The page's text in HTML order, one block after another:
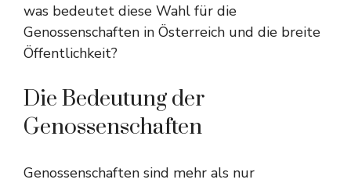
was bedeutet diese Wahl für die
Genossenschaften in Österreich und die breite
Öffentlichkeit?
Die Bedeutung der
Genossenschaften
Genossenschaften sind mehr als nur